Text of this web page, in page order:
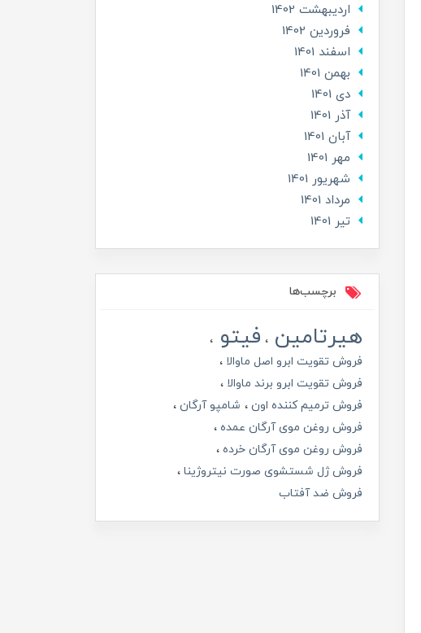
ارديبهشت 1402
فروردین 1402
اسفند 1401
بهمن 1401
دی 1401
آذر 1401
آبان 1401
مهر 1401
شهریور 1401
مرداد 1401
تير 1401
برچسب‌ها
هیرتامین فیتو
فروش تقویت ابرو اصل ماوالا
فروش تقویت ابرو برند ماوالا
فروش ترمیم کننده اون
شامپو آرگان
فروش روغن موی آرگان عمده
فروش روغن موی آرگان خرده
فروش ژل شستشوی صورت نیتروژینا
فروش ضد آفتاب